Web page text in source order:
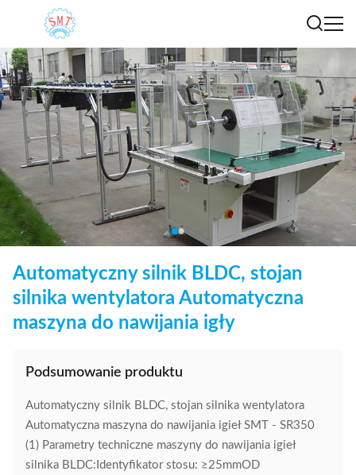
Automatyczny silnik BLDC, stojan
silnika wentylatora Automatyczna
maszyna do nawijania igły
Podsumowanie produktu
Automatyczny silnik BLDC, stojan silnika wentylatora
Automatyczna maszyna do nawijania igieł SMT - SR350
(1) Parametry techniczne maszyny do nawijania igieł
silnika BLDC:Identyfikator stosu: ≥25mmOD